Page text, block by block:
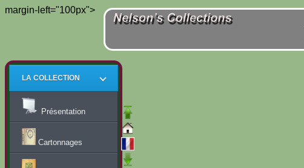
margin-left="100px">
LA COLLECTION
Présentation
Cartonnages